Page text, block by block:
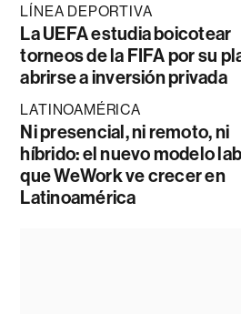
LÍNEA DEPORTIVA
La UEFA estudia boicotear
torneos de la FIFA por su
abrirse a inversión privada
LATINOAMÉRICA
Ni presencial, ni remoto, ni
híbrido: el nuevo modelo
que WeWork ve crecer en
Latinoamérica